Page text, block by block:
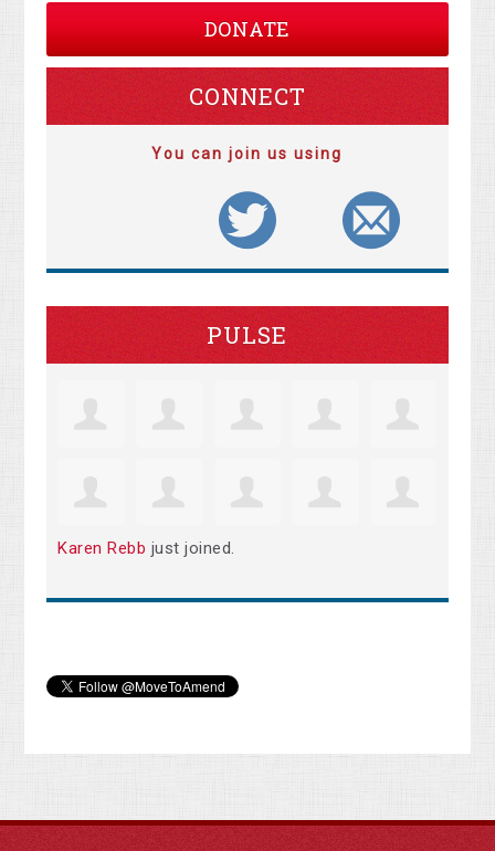
DONATE
CONNECT
You can join us using
PULSE
Karen Rebb just joined.